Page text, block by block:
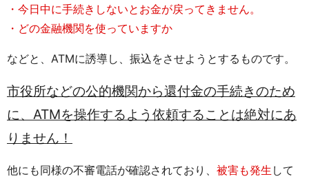
・今日中に手続きしないとお金が戻ってきません。
・どの金融機関を使っていますか
などと、ATMに誘導し、振込をさせようとするものです。
市役所などの公的機関から還付金の手続きのため
に、ATMを操作するよう依頼することは絶対にあ
りません！
他にも同様の不審電話が確認されており、 被害も発生 して